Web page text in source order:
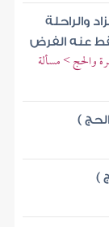
والراحلة
عنه الفرض
والحج > مسألة
)
)